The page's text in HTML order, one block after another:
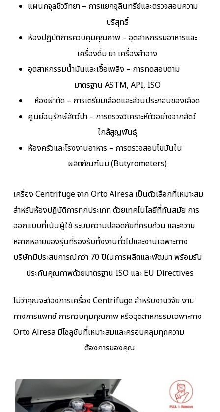
แผนกจุลชีววิทยา – การแยกจุลินทรีย์และตรวจสอบความ
บริสุทธิ์
ห้องปฏิบัติการควบคุมคุณภาพ – อุตสาหกรรมอาหารและ
เครื่องดื่ม ยา เครื่องสำอาง
อุตสาหกรรมน้ำมันและเชื้อเพลิง – การทดสอบตาม
มาตรฐาน ASTM, API, ISO
ห้องผ่าตัด – การเตรียมเลือดและส่วนประกอบของเลือด
ศูนย์อนุรักษ์สัตว์ป่า – การตรวจวิเคราะห์ตัวอย่างจากสัตว์
ใกล้สูญพันธุ์
ห้องครัวและโรงงานอาหาร – การตรวจสอบไขมันใน
ผลิตภัณฑ์นม (Butyrometers)
เครื่อง Centrifuge จาก Orto Alresa เป็นตัวเลือกที่เหมาะสม
สำหรับห้องปฏิบัติการทุกประเภท ด้วยเทคโนโลยีที่ทันสมัย การ
ออกแบบที่เน้นผู้ใช้ ระบบความปลอดภัยที่ครบถ้วน และความ
หลากหลายของรุ่นที่รองรับทั้งงานทั่วไปและงานเฉพาะทาง
บริษัทมีประสบการณ์กว่า 70 ปีในการผลิตและพัฒนา พร้อมรับ
ประกันคุณภาพด้วยมาตรฐาน ISO และ EU Directives
ไม่ว่าคุณจะต้องการเครื่อง Centrifuge สำหรับงานวิจัย งาน
ทางการแพทย์ การควบคุมคุณภาพ หรืออุตสาหกรรมเฉพาะทาง
Orto Alresa มีโซลูชันที่เหมาะสมและครอบคลุมทุกความ
ต้องการของคุณ